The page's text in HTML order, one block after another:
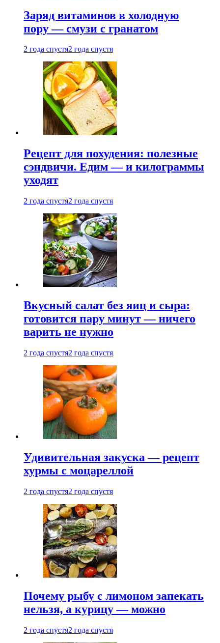
Заряд витаминов в холодную
пору — смузи с гранатом
2 года спустя2 года спустя
Рецепт для похудения: полезные
сэндвичи. Едим — и килограммы
уходят
2 года спустя2 года спустя
Вкусный салат без яиц и сыра:
готовится пару минут — ничего
варить не нужно
2 года спустя2 года спустя
Удивительная закуска — рецепт
хурмы с моцареллой
2 года спустя2 года спустя
Почему рыбу с лимоном запекать
нельзя, а курицу — можно
2 года спустя2 года спустя